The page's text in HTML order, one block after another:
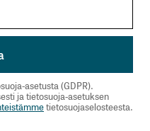
asetusta (GDPR).
ja tietosuoja-asetuksen
tietosuojaselosteesta.